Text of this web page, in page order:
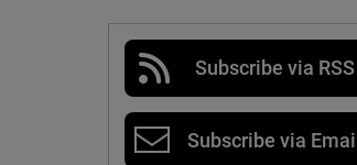
Subscribe via RSS
Subscribe via Email